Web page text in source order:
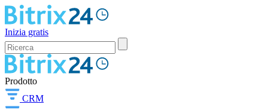
Inizia gratis
Prodotto
CRM